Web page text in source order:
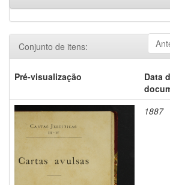
Conjunto de itens:
Pré-visualização
Data
1887